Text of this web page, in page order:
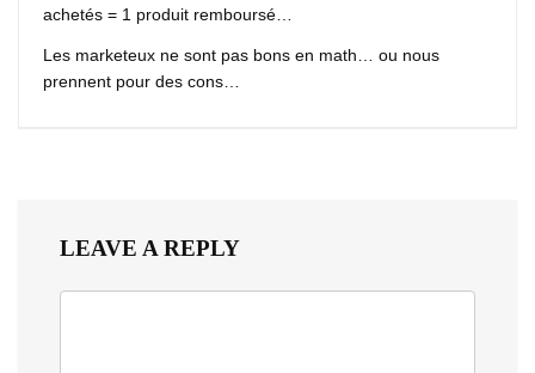
achetés = 1 produit remboursé…
Les marketeux ne sont pas bons en math… ou nous
prennent pour des cons…
LEAVE A REPLY